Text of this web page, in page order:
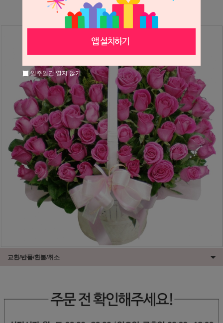
교환/반품/환불/취소
일주일간 열지 않기